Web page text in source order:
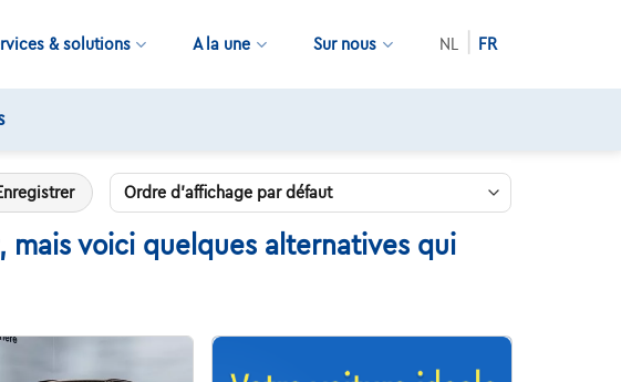
& solutions A la une Sur nous NL FR
mais voici quelques alternatives qui